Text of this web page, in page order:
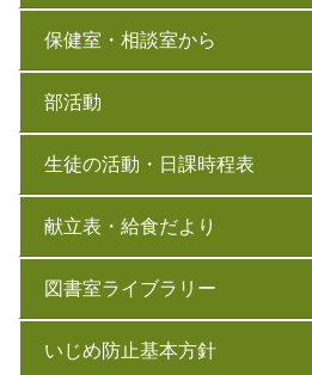
保健室・相談室から
部活動
生徒の活動・日課時程表
献立表・給食だより
図書室ライブラリー
いじめ防止基本方針